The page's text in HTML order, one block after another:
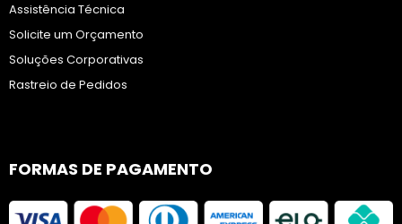
Assistência Técnica
Solicite um Orçamento
Soluções Corporativas
Rastreio de Pedidos
FORMAS DE PAGAMENTO